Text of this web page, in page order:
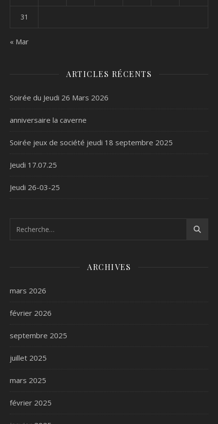
31
« Mar
ARTICLES RÉCENTS
Soirée du Jeudi 26 Mars 2026
anniversaire la caverne
Soirée jeux de société jeudi 18 septembre 2025
Jeudi 17.07.25
Jeudi 26-03-25
ARCHIVES
mars 2026
février 2026
septembre 2025
juillet 2025
mars 2025
février 2025